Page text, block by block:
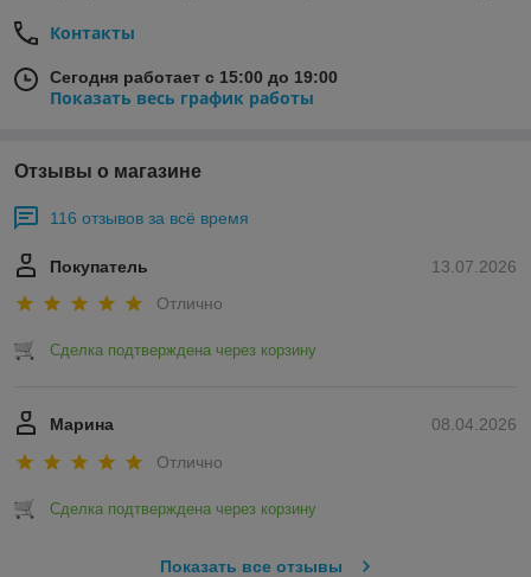
Контакты
Сегодня работает с 15:00 до 19:00
Показать весь график работы
Отзывы о магазине
116 отзывов за всё время
13.07.2026
Покупатель
Отлично
Сделка подтверждена через корзину
08.04.2026
Марина
Отлично
Сделка подтверждена через корзину
Показать все отзывы